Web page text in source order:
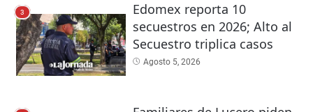
3
Edomex reporta 10
secuestros en 2026; Alto al
Secuestro triplica casos
Agosto 5, 2026